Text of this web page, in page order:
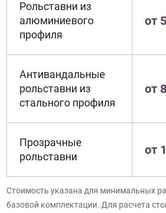
Рольставни из
алюминиевого
профиля
от
Антивандальные
рольставни из
стального профиля
от
Прозрачные
рольставни
от
Стоимость указана для минимальных
базовой комплектации. Для расчета